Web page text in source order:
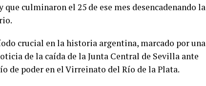
que culminaron el 25 de ese mes desencadenando la
crucial en la historia argentina, marcado por una
de la caída de la Junta Central de Sevilla ante
de poder en el Virreinato del Río de la Plata.